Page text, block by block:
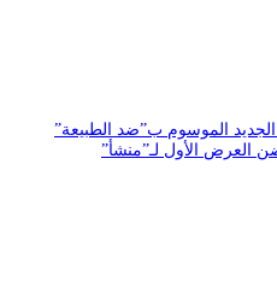
الموسوم ب”ضد الطبيعة”
العرض الأول لـ”منشأ”